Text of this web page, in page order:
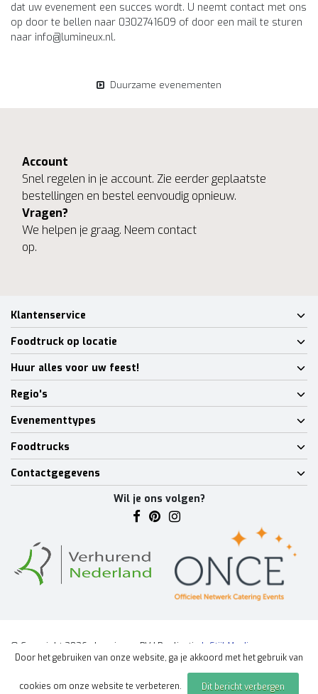
dat uw evenement een succes wordt. U neemt contact met ons
op door te bellen naar 0302741609 of door een mail te sturen
naar info@lumineux.nl.
Duurzame evenementen
Account
Snel regelen in je account. Zie eerder geplaatste
bestellingen en bestel eenvoudig opnieuw.
Vragen?
We helpen je graag. Neem contact
op.
Klantenservice
Foodtruck op locatie
Huur alles voor uw feest!
Regio's
Evenementtypes
Foodtrucks
Contactgegevens
Wil je ons volgen?
© Copyright 2026 - Lumineux BV | Realisatie
InStijl Media
Algemene voorwaarden|Disclaimer|Privacy Policy|Sitemap |
Door het gebruiken van onze website, ga je akkoord met het gebruik van
cookies om onze website te verbeteren. Dit bericht verbergen